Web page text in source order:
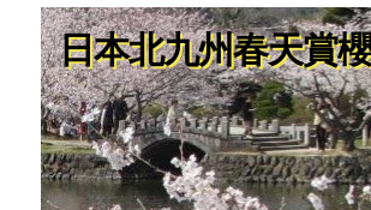
日本北九州春天賞